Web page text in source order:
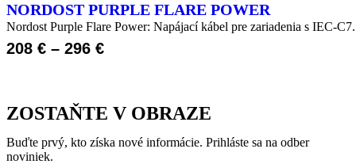
NORDOST PURPLE FLARE POWER
Nordost Purple Flare Power: Napájací kábel pre zariadenia s IEC-
208 € – 296 €
ZOSTAŇTE V OBRAZE
Buďte prvý, kto získa nové informácie. Prihláste sa na odber
noviniek.